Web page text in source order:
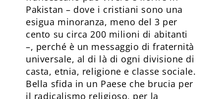
Pakistan – dove i cristiani sono una
esigua minoranza, meno del 3 per
cento su circa 200 milioni di abitanti
–, perché è un messaggio di fraternità
universale, al di là di ogni divisione di
casta, etnia, religione e classe sociale.
Bella sfida in un Paese che brucia per
il radicalismo religioso, per la